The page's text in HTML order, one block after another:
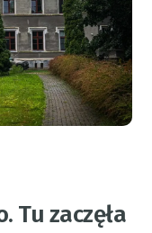
Tu zaczęła